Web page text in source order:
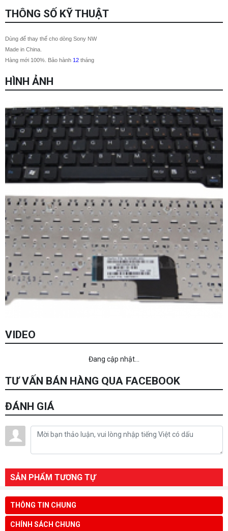
THÔNG SỐ KỸ THUẬT
Dùng để thay thế cho dòng Sony NW
Made in China.
Hàng mới 100%. Bảo hành 12 tháng
HÌNH ẢNH
VIDEO
Đang cập nhật...
TƯ VẤN BÁN HÀNG QUA FACEBOOK
ĐÁNH GIÁ
SẢN PHẨM TƯƠNG TỰ
THÔNG TIN CHUNG
CHÍNH SÁCH CHUNG